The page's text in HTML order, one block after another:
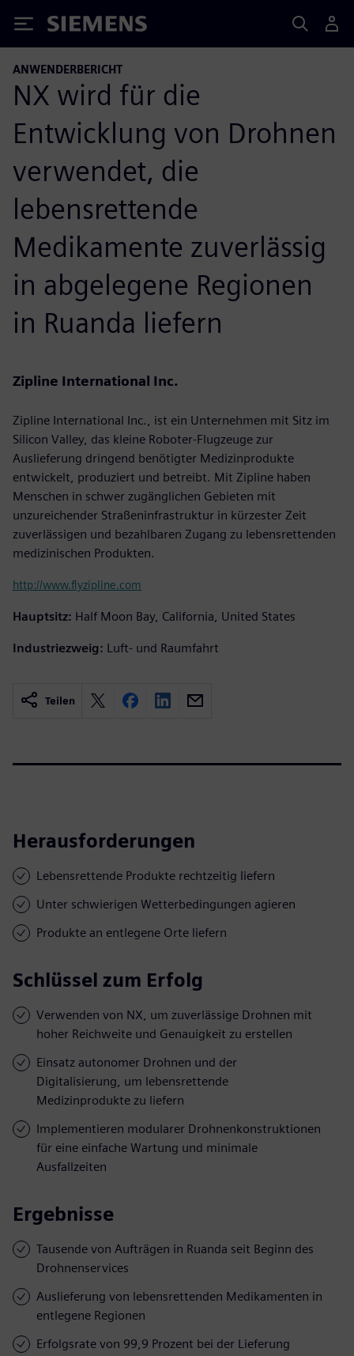
Siemens
ANWENDERBERICHT
NX wird für die
Entwicklung von Drohnen
verwendet, die
lebensrettende
Medikamente zuverlässig
in abgelegene Regionen
in Ruanda liefern
Zipline International Inc.
Zipline International Inc., ist ein Unternehmen mit Sitz im
Silicon Valley, das kleine Roboter-Flugzeuge zur
Auslieferung dringend benötigter Medizinprodukte
entwickelt, produziert und betreibt. Mit Zipline haben
Menschen in schwer zugänglichen Gebieten mit
unzureichender Straßeninfrastruktur in kürzester Zeit
zuverlässigen und bezahlbaren Zugang zu lebensrettenden
medizinischen Produkten.
http://www.flyzipline.com
Hauptsitz: Half Moon Bay, California, United States
Industriezweig: Luft- und Raumfahrt
Teilen
Herausforderungen
Lebensrettende Produkte rechtzeitig liefern
Unter schwierigen Wetterbedingungen agieren
Produkte an entlegene Orte liefern
Schlüssel zum Erfolg
Verwenden von NX, um zuverlässige Drohnen mit
hoher Reichweite und Genauigkeit zu erstellen
Einsatz autonomer Drohnen und der
Digitalisierung, um lebensrettende
Medizinprodukte zu liefern
Implementieren modularer Drohnenkonstruktionen
für eine einfache Wartung und minimale
Ausfallzeiten
Ergebnisse
Tausende von Aufträgen in Ruanda seit Beginn des
Drohnenservices
Auslieferung von lebensrettenden Medikamenten in
entlegene Regionen
Erfolgsrate von 99,9 Prozent bei der Lieferung